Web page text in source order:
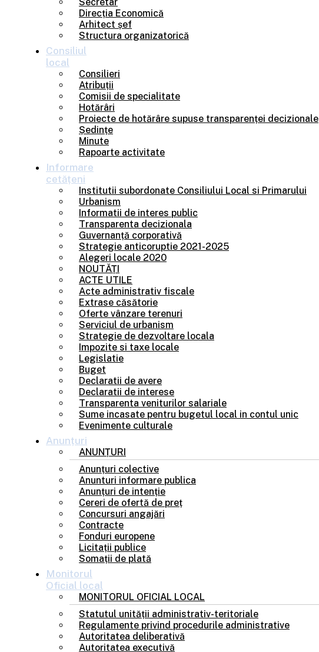
Direcția Economică
Arhitect șef
Structura organizatorică
Consiliul
local
Consilieri
Atribuții
Comisii de specialitate
Hotărâri
Proiecte de hotărâre supuse transparenței decizionale
Ședințe
Minute
Rapoarte activitate
Informare
cetățeni
Institutii subordonate Consiliului Local si Primarului
Urbanism
Informatii de interes public
Transparenta decizionala
Guvernanță corporativă
Strategie anticoruptie 2021-2025
Alegeri locale 2020
NOUTĂȚI
ACTE UTILE
Acte administrativ fiscale
Extrase căsătorie
Oferte vânzare terenuri
Serviciul de urbanism
Strategie de dezvoltare locala
Impozite si taxe locale
Legislatie
Buget
Declaratii de avere
Declaratii de interese
Transparenta veniturilor salariale
Sume incasate pentru bugetul local in contul unic
Evenimente culturale
Anunțuri
ANUNȚURI
Anunțuri colective
Anunturi informare publica
Anunțuri de intenție
Cereri de ofertă de preț
Concursuri angajări
Contracte
Fonduri europene
Licitații publice
Somații de plată
Monitorul
Oficial local
MONITORUL OFICIAL LOCAL
Statutul unității administrativ-teritoriale
Regulamente privind procedurile administrative
Autoritatea deliberativă
Autoritatea executivă